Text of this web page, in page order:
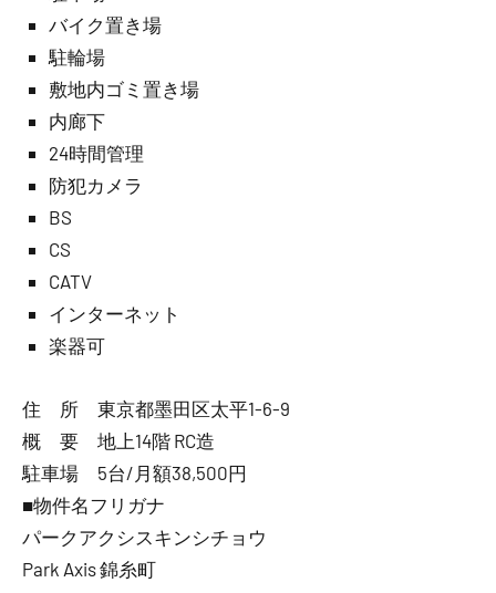
バイク置き場
駐輪場
敷地内ゴミ置き場
内廊下
24時間管理
防犯カメラ
BS
CS
CATV
インターネット
楽器可
住 所 東京都墨田区太平1-6-9
概 要 地上14階 RC造
駐車場 5台/月額38,500円
■物件名フリガナ
パークアクシスキンシチョウ
Park Axis 錦糸町